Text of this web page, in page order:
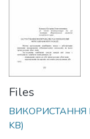
Files
ВИКОРИСТАННЯ
KB)